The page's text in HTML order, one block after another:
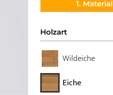
1. Material
Holzart
Wildeiche
Eiche